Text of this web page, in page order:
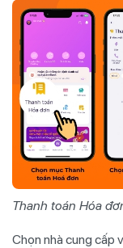
Thanh toán Hóa
Chọn nhà cung cấp